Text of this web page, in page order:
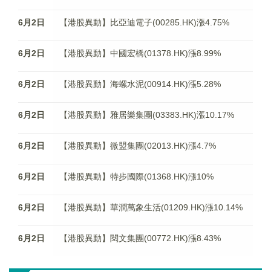
6月2日 【港股異動】比亞迪電子(00285.HK)漲4.75%
6月2日 【港股異動】中國宏橋(01378.HK)漲8.99%
6月2日 【港股異動】海螺水泥(00914.HK)漲5.28%
6月2日 【港股異動】雅居樂集團(03383.HK)漲10.17%
6月2日 【港股異動】微盟集團(02013.HK)漲4.7%
6月2日 【港股異動】特步國際(01368.HK)漲10%
6月2日 【港股異動】華潤萬象生活(01209.HK)漲10.14%
6月2日 【港股異動】閱文集團(00772.HK)漲8.43%